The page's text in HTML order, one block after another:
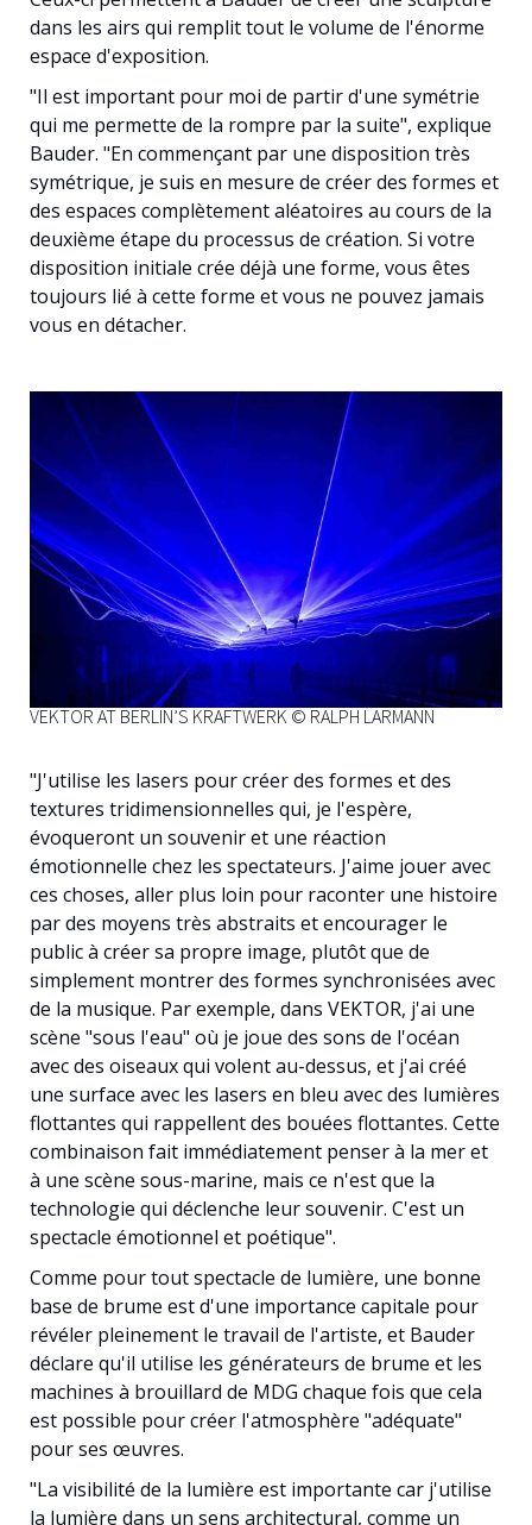
dans les airs qui remplit tout le volume de l'énorme
espace d'exposition.
"Il est important pour moi de partir d'une symétrie
qui me permette de la rompre par la suite", explique
Bauder. "En commençant par une disposition très
symétrique, je suis en mesure de créer des formes et
des espaces complètement aléatoires au cours de la
deuxième étape du processus de création. Si votre
disposition initiale crée déjà une forme, vous êtes
toujours lié à cette forme et vous ne pouvez jamais
vous en détacher.
VEKTOR AT BERLIN’S KRAFTWERK © RALPH LARMANN
"J'utilise les lasers pour créer des formes et des
textures tridimensionnelles qui, je l'espère,
évoqueront un souvenir et une réaction
émotionnelle chez les spectateurs. J'aime jouer avec
ces choses, aller plus loin pour raconter une histoire
par des moyens très abstraits et encourager le
public à créer sa propre image, plutôt que de
simplement montrer des formes synchronisées avec
de la musique. Par exemple, dans VEKTOR, j'ai une
scène "sous l'eau" où je joue des sons de l'océan
avec des oiseaux qui volent au-dessus, et j'ai créé
une surface avec les lasers en bleu avec des lumières
flottantes qui rappellent des bouées flottantes. Cette
combinaison fait immédiatement penser à la mer et
à une scène sous-marine, mais ce n'est que la
technologie qui déclenche leur souvenir. C'est un
spectacle émotionnel et poétique".
Comme pour tout spectacle de lumière, une bonne
base de brume est d'une importance capitale pour
révéler pleinement le travail de l'artiste, et Bauder
déclare qu'il utilise les générateurs de brume et les
machines à brouillard de MDG chaque fois que cela
est possible pour créer l'atmosphère "adéquate"
pour ses œuvres.
"La visibilité de la lumière est importante car j'utilise
la lumière dans un sens architectural, comme un